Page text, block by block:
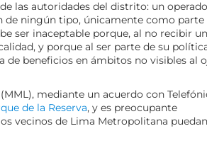
las autoridades del distrito: un
de ningún tipo, únicamente como parte
ser inaceptable porque, al no recibir
y porque al ser parte de su
beneficios en ámbitos no visibles al
mediante un acuerdo con
de la Reserva, y es preocupante
vecinos de Lima Metropolitana puedan